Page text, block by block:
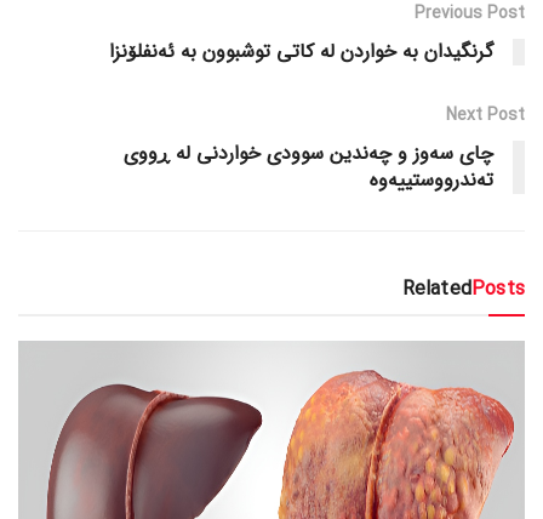
Previous Post
گرنگیدان بە خواردن لە کاتی توشبوون بە ئەنفلۆنزا
Next Post
چای سەوز و چەندین سوودی خواردنی لە ڕووی
تەندرووستییەوە
RelatedPosts